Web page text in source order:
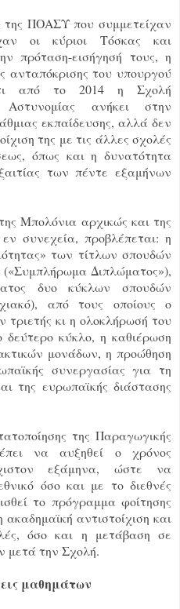
της ΠΟΑΣΥ που συμμετείχαν
οι κύριοι Τόσκας και
πρόταση-εισήγησή τους, η
ανταπόκρισης του υπουργού
από το 2014 η Σχολή
ανήκει στην
εκπαίδευσης, αλλά δεν
της με τις άλλες σχολές
όπως και η δυνατότητα
των πέντε εξαμήνων
Μπολόνια αρχικώς και της
συνεχεία, προβλέπεται: η
των τίτλων σπουδών
(«Συμπλήρωμα Διπλώματος»),
δυο κύκλων σπουδών
από τους οποίους ο
τριετής κι η ολοκλήρωσή του
κύκλο, η καθιέρωση
μονάδων, η προώθηση
συνεργασίας για τη
της ευρωπαϊκής διάστασης
της Παραγωγικής
να αυξηθεί ο χρόνος
εξάμηνα, ώστε να
όσο και με το διεθνές
το πρόγραμμα φοίτησης
αντιστοίχιση και
όσο και η μετάβαση σε
μετά την Σχολή.
μαθημάτων